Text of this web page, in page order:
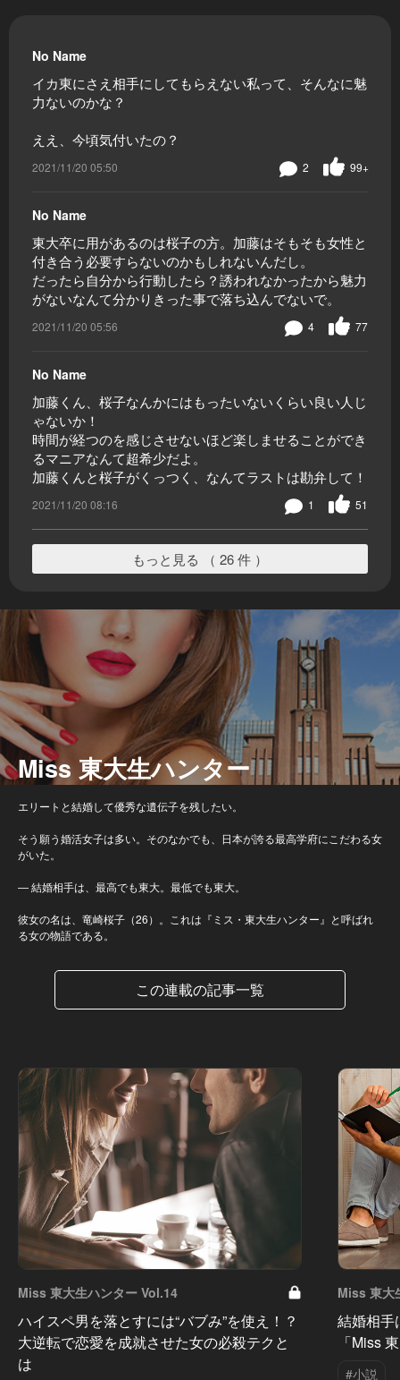
No Name
イカ東にさえ相手にしてもらえない私って、そんなに魅
力ないのかな？
ええ、今頃気付いたの？
2021/11/20 05:50 99+
2
No Name
東大卒に用があるのは桜子の方。加藤はそもそも女性と
付き合う必要すらないのかもしれないんだし。
だったら自分から行動したら？誘われなかったから魅力
がないなんて分かりきった事で落ち込んでないで。
2021/11/20 05:56 77
4
No Name
加藤くん、桜子なんかにはもったいないくらい良い人じ
ゃないか！
時間が経つのを感じさせないほど楽しませることができ
るマニアなんて超希少だよ。
加藤くんと桜子がくっつく、なんてラストは勘弁して！
2021/11/20 08:16 51
1
もっと見る （ 26 件 ）
Miss 東大生ハンター
エリートと結婚して優秀な遺伝子を残したい。
そう願う婚活女子は多い。そのなかでも、日本が誇る最高学府にこだわる女
がいた。
― 結婚相手は、最高でも東大。最低でも東大。
彼女の名は、竜崎桜子（26）。これは『ミス・東大生ハンター』と呼ばれ
る女の物語である。
この連載の記事一覧
Miss 東大生ハンター Vol.14
ハイスペ男を落とすには“バブみ”を使え！？
大逆転で恋愛を成就させた女の必殺テクと
は
Miss 東大
結婚相手
「Miss
#小説